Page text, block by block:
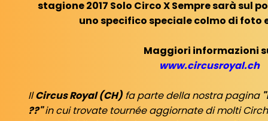
stagione 2017 Solo Circo X Sempre sarà sul
uno specifico speciale colmo di foto
Maggiori informazioni
www.circusroyal.ch
IlCircus Royal (CH) fa parte della nostra pagina
??"in cui trovate tournée aggiornate di molti